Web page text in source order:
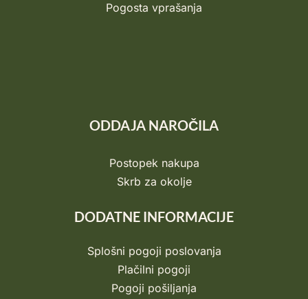
Pogosta vprašanja
ODDAJA NAROČILA
Postopek nakupa
Skrb za okolje
DODATNE INFORMACIJE
Splošni pogoji poslovanja
Plačilni pogoji
Pogoji pošiljanja